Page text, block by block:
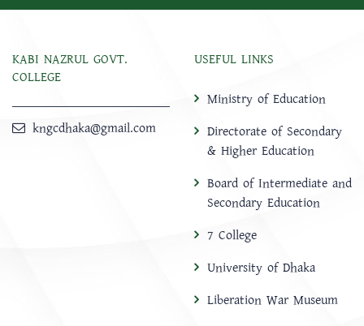
KABI NAZRUL GOVT.
COLLEGE
kngcdhaka@gmail.com
USEFUL LINKS
Ministry of Education
Directorate of Secondary
& Higher Education
Board of Intermediate and
Secondary Education
7 College
University of Dhaka
Liberation War Museum